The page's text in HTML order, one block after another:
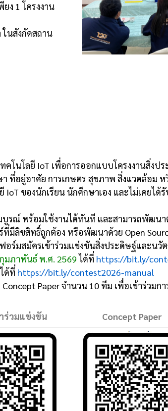
ง 1 โครงงาน
นสังกัดสถาน
โนโลยี IoT เพื่อการออกแบบโครงงานสิ่งป
ที่อยู่อาศัย การเกษตร สุขภาพ สิ่งแวดล้อม
ของนักเรียน นักศึกษาเอง และไม่เคยได้
บูรณ์ พร้อมใช้งานได้ทันที และสามารถพัฒน
มีลิขสิทธิ์ถูกต้อง หรือพัฒนาด้วย Open
ร์มสมัครเข้าร่วมแข่งขันสิ่งประดิษฐ์และนวั
มภาพันธ์ พ.ศ. 2569 ได้ที่ https://bit.ly/
ด้ที่ https://bit.ly/contest2026-manual
Paper จำนวน 10 ทีม เพื่อเข้าร่วม
ร่วมแข่งขัน Concept Paper